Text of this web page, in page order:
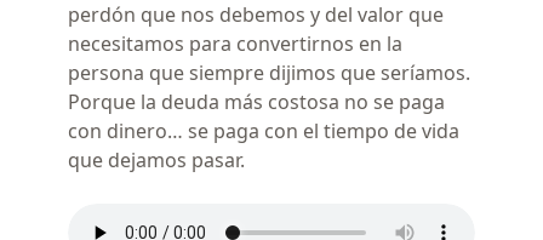
perdón que nos debemos y del valor que
necesitamos para convertirnos en la
persona que siempre dijimos que seríamos.
Porque la deuda más costosa no se paga
con dinero… se paga con el tiempo de vida
que dejamos pasar.